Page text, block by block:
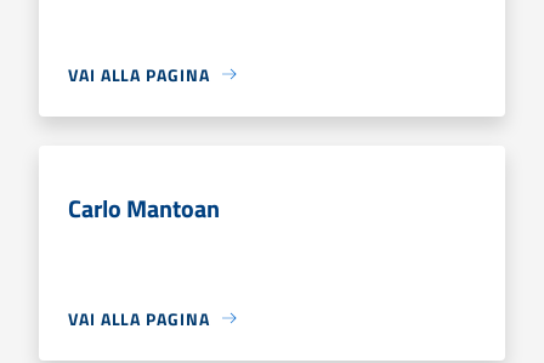
VAI ALLA PAGINA
Carlo Mantoan
VAI ALLA PAGINA